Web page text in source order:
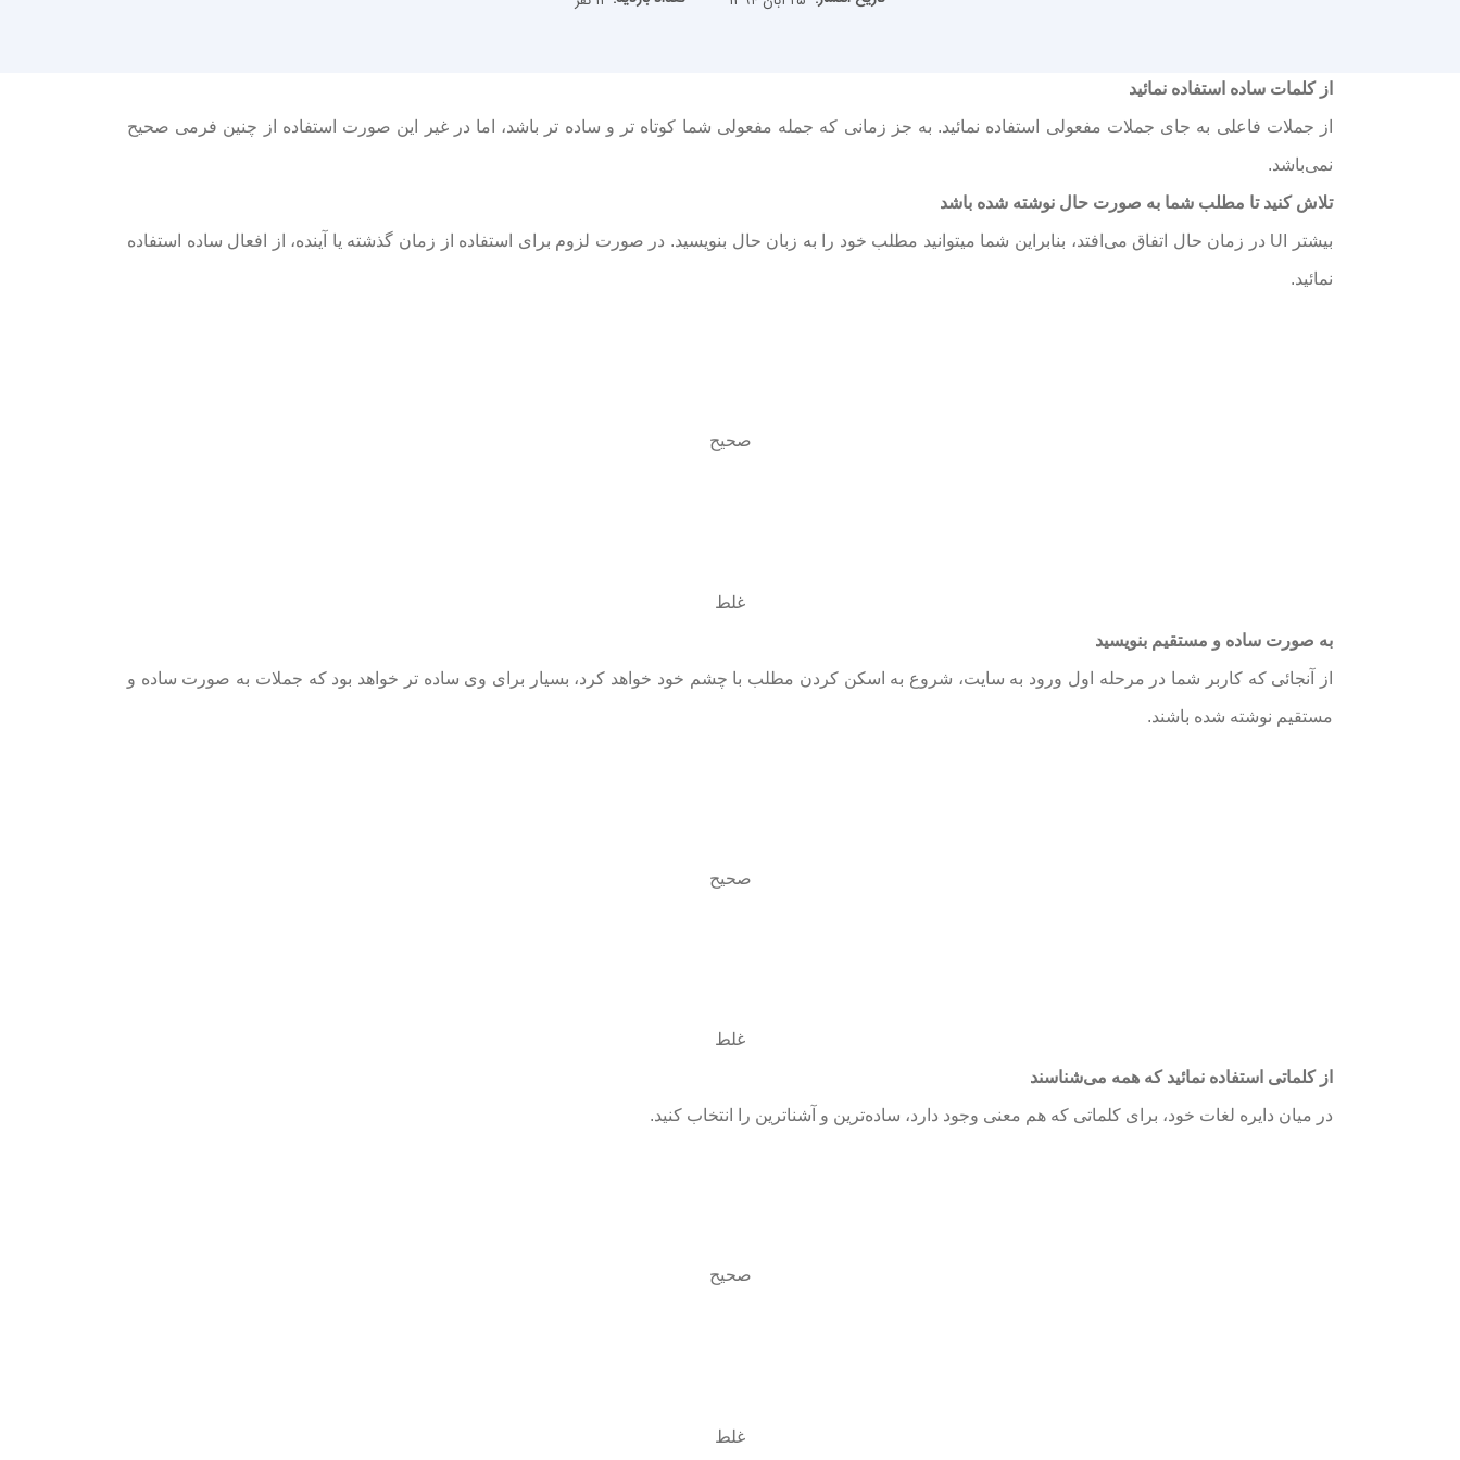
از کلمات ساده استفاده نمائید
از جملات فاعلی به جای جملات مفعولی استفاده نمائید. به جز زمانی‌ که جمله مفعولی شما کوتاه تر و ساده تر باشد، اما در غیر این صورت استفاده از چنین فرمی صحیح
نمی‌باشد.
تلاش کنید تا مطلب شما به صورت حال نوشته شده باشد
بیشتر UI در زمان حال اتفاق می‌افتد، بنابراین شما میتوانید مطلب خود را به زبان حال بنویسید. در صورت لزوم برای استفاده از زمان گذشته یا آینده، از افعال ساده استفاده
نمائید.
صحیح
غلط
به صورت ساده و مستقیم بنویسید
از آنجائی که کاربر شما در مرحله اول ورود به سایت، شروع به اسکن کردن مطلب با چشم خود خواهد کرد، بسیار برای وی ساده تر خواهد بود که جملات به صورت ساده و
مستقیم نوشته شده باشند.
صحیح
غلط
از کلماتی‌ استفاده نمائید که همه می‌شناسند
در میان دایره لغات خود، برای کلماتی‌ که هم معنی وجود دارد، ساده‌ترین و آشنا‌ترین را انتخاب کنید.
صحیح
غلط